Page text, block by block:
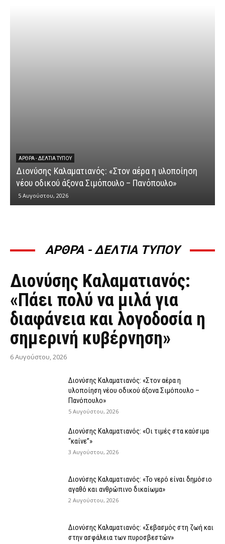
ΆΡΘΡΑ - ΔΕΛΤΊΑ ΤΎΠΟΥ
Διονύσης Καλαματιανός: «Στον αέρα η υλοποίηση
νέου οδικού άξονα Σιμόπουλο – Πανόπουλο»
5 Αυγούστου, 2026
ΑΡΘΡΑ - ΔΕΛΤΙΑ ΤΥΠΟΥ
ΆΡΘΡΑ - ΔΕΛΤΊΑ ΤΎΠΟΥ
Διονύσης Καλαματιανός:
«Πάει πολύ να μιλά για
διαφάνεια και λογοδοσία η
σημερινή κυβέρνηση»
6 Αυγούστου, 2026
Διονύσης Καλαματιανός: «Στον αέρα η
υλοποίηση νέου οδικού άξονα Σιμόπουλο –
Πανόπουλο»
5 Αυγούστου, 2026
Διονύσης Καλαματιανός: «Οι τιμές στα καύσιμα
“καίνε”»
3 Αυγούστου, 2026
Διονύσης Καλαματιανός: «Το νερό είναι δημόσιο
αγαθό και ανθρώπινο δικαίωμα»
2 Αυγούστου, 2026
Διονύσης Καλαματιανός: «Σεβασμός στη ζωή και
στην ασφάλεια των πυροσβεστών»